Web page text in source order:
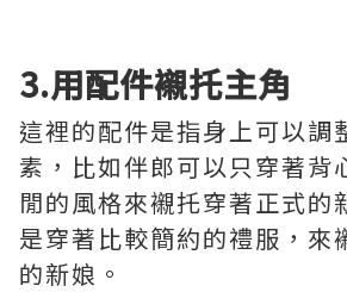
3.用配件襯托主角
這裡的配件是指身上可以調
素，比如伴郎可以只穿著背
閒的風格來襯托穿著正式的
是穿著比較簡約的禮服，來
的新娘。